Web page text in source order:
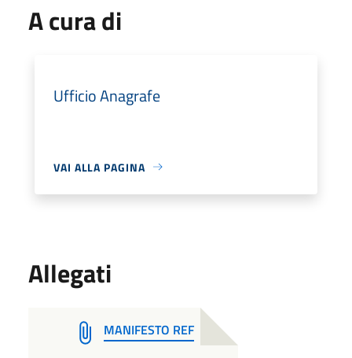
A cura di
Ufficio Anagrafe
VAI ALLA PAGINA
Allegati
MANIFESTO REF